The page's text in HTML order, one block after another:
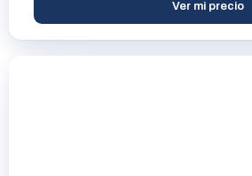
Ver mi precio